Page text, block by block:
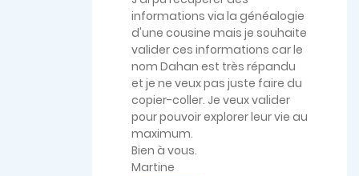
informations via la généalogie
d'une cousine mais je souhaite
valider ces informations car le
nom Dahan est très répandu
et je ne veux pas juste faire du
copier-coller. Je veux valider
pour pouvoir explorer leur vie au
maximum.
Bien à vous.
Martine